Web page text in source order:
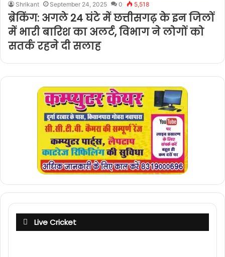
Shrikant September 24, 2025 0 5,518
ब्रेकिंग: अगले 24 घंटे में छत्तीसगढ़ के इन जिलों
में भारी बारिश का अलर्ट, विभाग ने लोगों को
सतर्क रहने दी सलाह
Live Cricket